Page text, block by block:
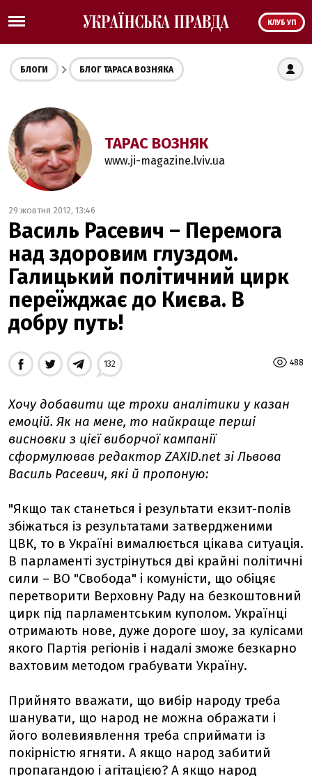
КЛУБ УП
БЛОГИ БЛОГ ТАРАСА ВОЗНЯКА
ТАРАС ВОЗНЯК
www.ji-magazine.lviv.ua
29 жовтня 2012, 13:46
Василь Расевич – Перемога
над здоровим глуздом.
Галицький політичний цирк
переїжджає до Києва. В
добру путь!
488
132
Хочу добавити ще трохи аналітики у казан
емоцій. Як на мене, то найкраще перші
висновки з цієї виборчої кампанії
сформулював редактор ZAXID.net зі Львова
Василь Расевич, які й пропоную:
"Якщо так станеться і результати екзит-полів
збіжаться із результатами затвердженими
ЦВК, то в Україні вималюється цікава ситуація.
В парламенті зустрінуться дві крайні політичні
сили – ВО "Свобода" і комуністи, що обіцяє
перетворити Верховну Раду на безкоштовний
цирк під парламентським куполом. Українці
отримають нове, дуже дороге шоу, за кулісами
якого Партія регіонів і надалі зможе безкарно
вахтовим методом грабувати Україну.
Прийнято вважати, що вибір народу треба
шанувати, що народ не можна ображати і
його волевиявлення треба сприймати із
покірністю ягняти. А якщо народ забитий
пропагандою і агітацією? А якщо народ